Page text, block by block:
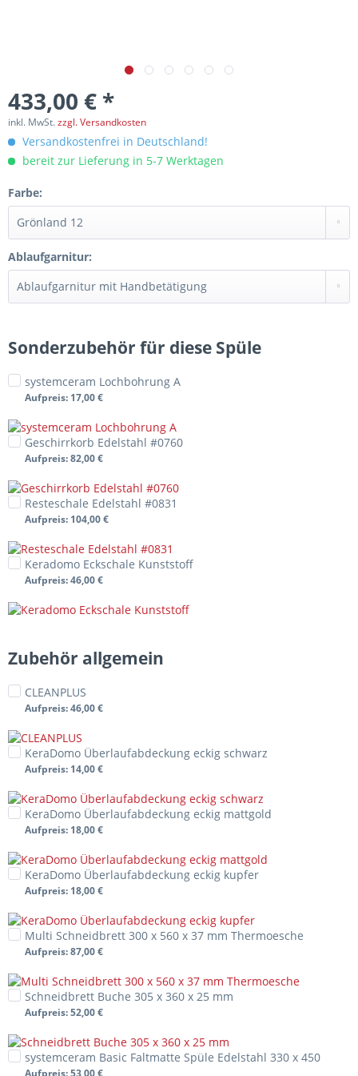
433,00 € *
inkl. MwSt.zzgl. Versandkosten
Versandkostenfrei in Deutschland!
bereit zur Lieferung in 5-7 Werktagen
Farbe:
Ablaufgarnitur:
Sonderzubehör für diese Spüle
systemceram Lochbohrung A
Aufpreis: 17,00 €
Geschirrkorb Edelstahl #0760
Aufpreis: 82,00 €
Resteschale Edelstahl #0831
Aufpreis: 104,00 €
Keradomo Eckschale Kunststoff
Aufpreis: 46,00 €
Zubehör allgemein
CLEANPLUS
Aufpreis: 46,00 €
KeraDomo Überlaufabdeckung eckig schwarz
Aufpreis: 14,00 €
KeraDomo Überlaufabdeckung eckig mattgold
Aufpreis: 18,00 €
KeraDomo Überlaufabdeckung eckig kupfer
Aufpreis: 18,00 €
Multi Schneidbrett 300 x 560 x 37 mm Thermoesche
Aufpreis: 87,00 €
Schneidbrett Buche 305 x 360 x 25 mm
Aufpreis: 52,00 €
systemceram Basic Faltmatte Spüle Edelstahl 330 x 450
Aufpreis: 53,00 €